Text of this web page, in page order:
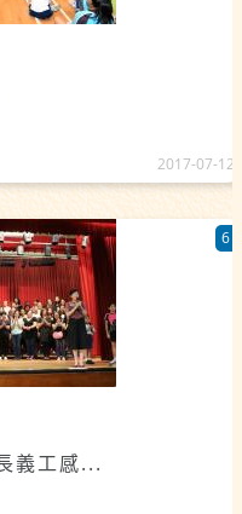
2017-07-12
義工感...
6